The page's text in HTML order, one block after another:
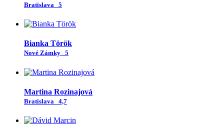
Bratislava 5
Bianka Török
Nové Zámky 5
Martina Rozinajová
Bratislava 4,7